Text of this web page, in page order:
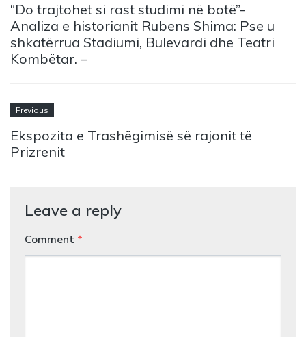
“Do trajtohet si rast studimi në botë”-
Analiza e historianit Rubens Shima: Pse u
shkatërrua Stadiumi, Bulevardi dhe Teatri
Kombëtar. –
Previous
Ekspozita e Trashëgimisë së rajonit të
Prizrenit
Leave a reply
Comment *